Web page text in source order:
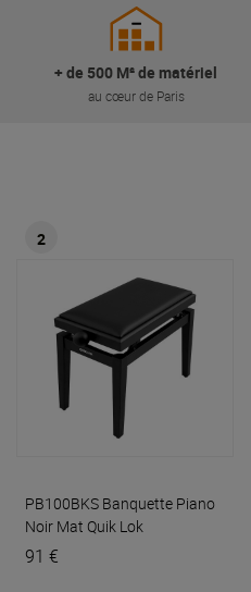
+ de 500 M² de matériel
au cœur de Paris
2
PB100BKS Banquette Piano
Noir Mat Quik Lok
91 €